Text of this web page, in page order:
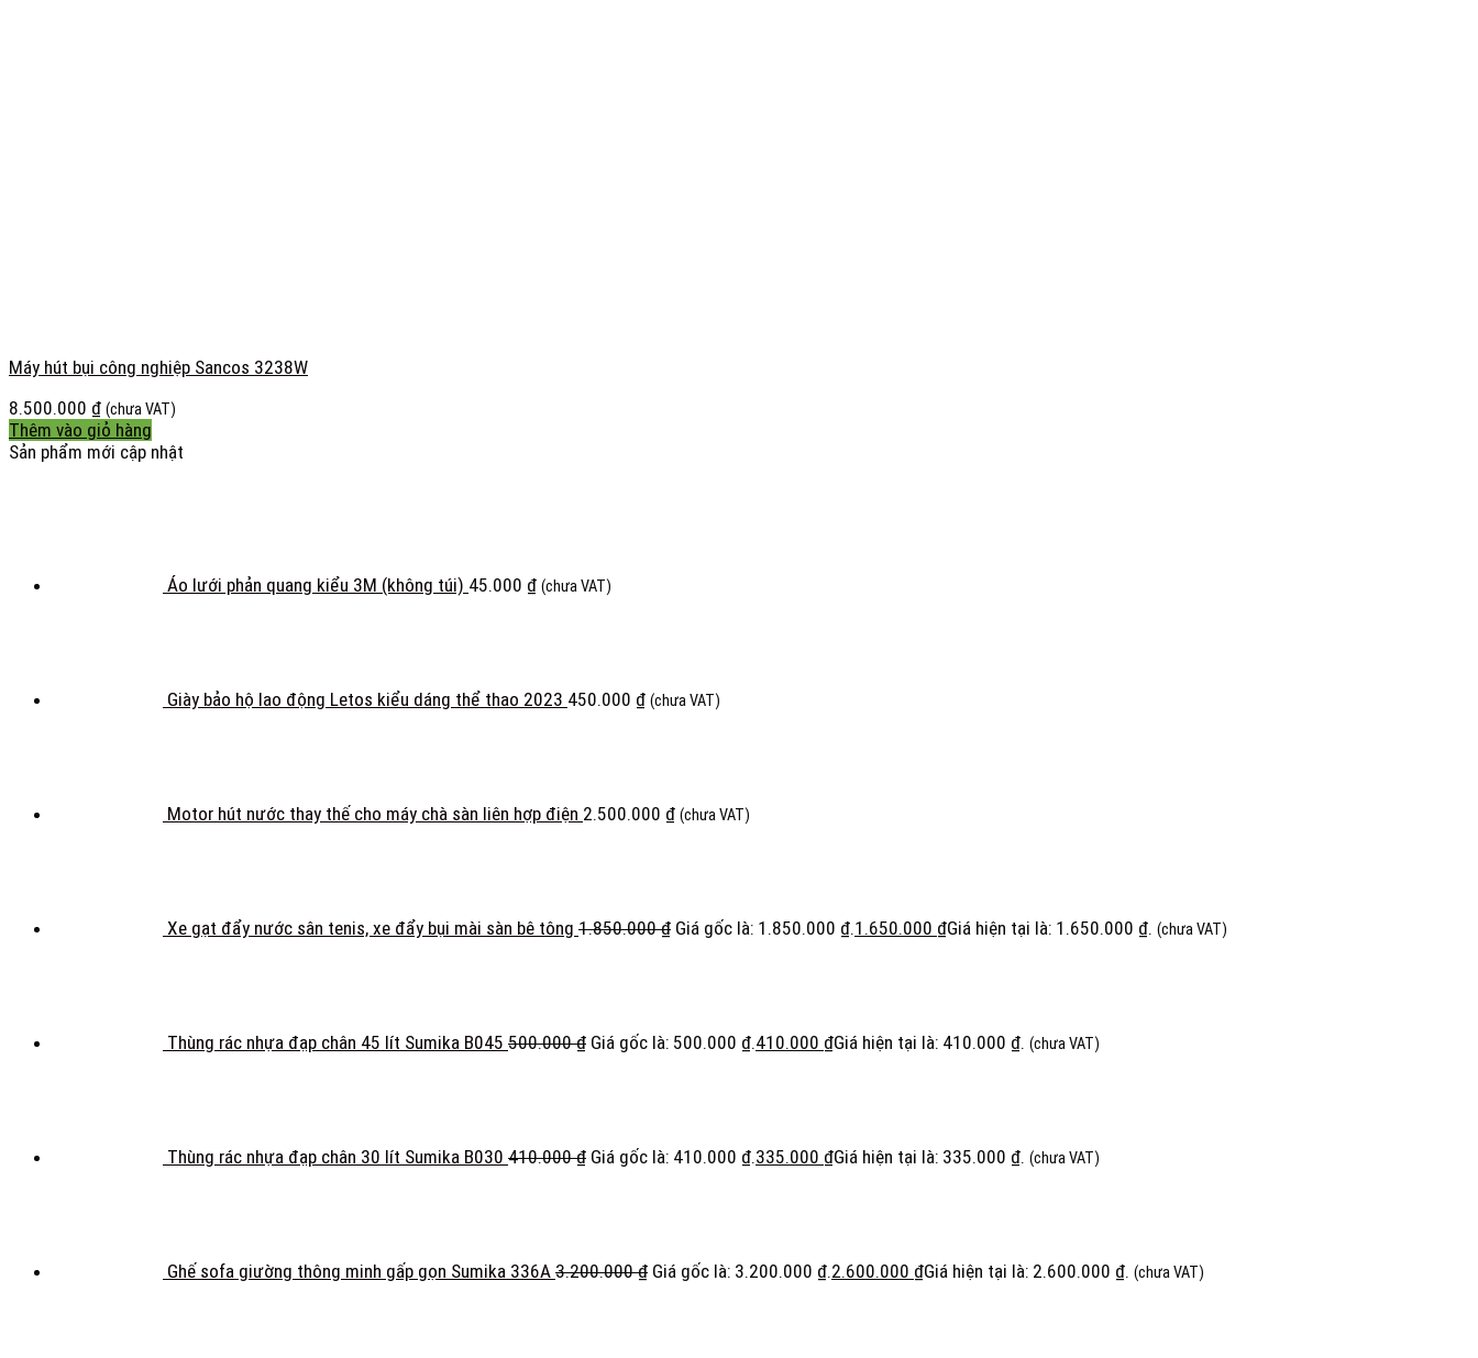
Máy hút bụi công nghiệp Sancos 3238W
8.500.000 ₫ (chưa VAT)
Thêm vào giỏ hàng
Sản phẩm mới cập nhật
Áo lưới phản quang kiểu 3M (không túi) 45.000 ₫ (chưa VAT)
Giày bảo hộ lao động Letos kiểu dáng thể thao 2023 450.000 ₫ (chưa VAT)
Motor hút nước thay thế cho máy chà sàn liên hợp điện 2.500.000 ₫ (chưa VAT)
Xe gạt đẩy nước sân tenis, xe đẩy bụi mài sàn bê tông 1.850.000₫ Giá gốc là: 1.850.000 ₫.1.650.000 ₫Giá hiện tại là: 1.650.000 ₫. (chưa VAT)
Thùng rác nhựa đạp chân 45 lít Sumika B045 500.000₫ Giá gốc là: 500.000 ₫.410.000 ₫Giá hiện tại là: 410.000 ₫. (chưa VAT)
Thùng rác nhựa đạp chân 30 lít Sumika B030 410.000₫ Giá gốc là: 410.000 ₫.335.000 ₫Giá hiện tại là: 335.000 ₫. (chưa VAT)
Ghế sofa giường thông minh gấp gọn Sumika 336A 3.200.000₫ Giá gốc là: 3.200.000 ₫.2.600.000 ₫Giá hiện tại là: 2.600.000 ₫. (chưa VAT)